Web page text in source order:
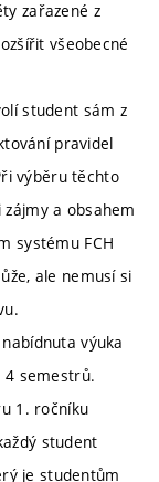
zařazené z
všeobecné
student sám z
pravidel
výběru těchto
a obsahem
systému FCH
ale nemusí si
výuka
4 semestrů.
1. ročníku
student
je studentům